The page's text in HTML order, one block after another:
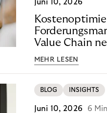
Juni 10, 2026
Value Chain
MEHR LESEN
BLOG INSIGHTS
Juni 10, 2026 6